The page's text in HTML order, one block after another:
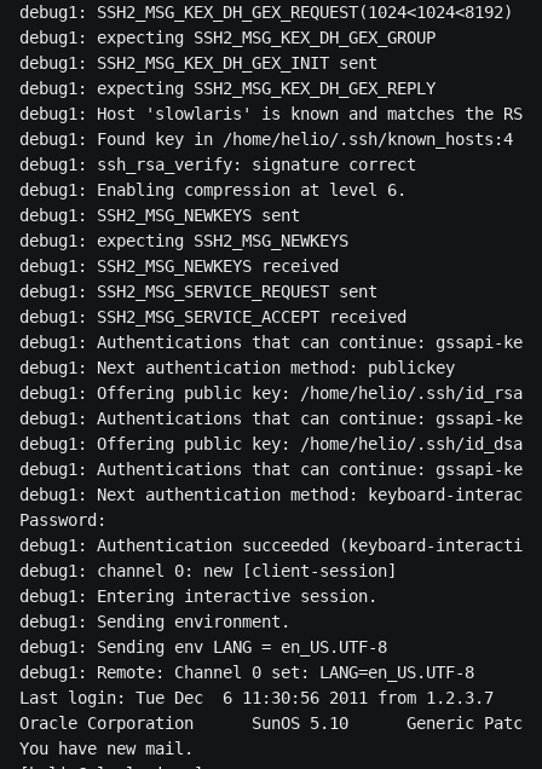
debug1: SSH2_MSG_KEX_DH_GEX_REQUEST(1024<1024<8192)
debug1: expecting SSH2_MSG_KEX_DH_GEX_GROUP
debug1: SSH2_MSG_KEX_DH_GEX_INIT sent
debug1: expecting SSH2_MSG_KEX_DH_GEX_REPLY
debug1: Host 'slowlaris' is known and matches the
debug1: Found key in /home/helio/.ssh/known_hosts:4
debug1: ssh_rsa_verify: signature correct
debug1: Enabling compression at level 6.
debug1: SSH2_MSG_NEWKEYS sent
debug1: expecting SSH2_MSG_NEWKEYS
debug1: SSH2_MSG_NEWKEYS received
debug1: SSH2_MSG_SERVICE_REQUEST sent
debug1: SSH2_MSG_SERVICE_ACCEPT received
debug1: Authentications that can continue: gssapi-
debug1: Next authentication method: publickey
debug1: Offering public key: /home/helio/.ssh/id_rsa
debug1: Authentications that can continue: gssapi-
debug1: Offering public key: /home/helio/.ssh/id_dsa
debug1: Authentications that can continue: gssapi-
debug1: Next authentication method: keyboard-
Password:
debug1: Authentication succeeded (keyboard-
debug1: channel 0: new [client-session]
debug1: Entering interactive session.
debug1: Sending environment.
debug1: Sending env LANG = en_US.UTF-8
debug1: Remote: Channel 0 set: LANG=en_US.UTF-8
Last login: Tue Dec  6 11:30:56 2011 from 1.2.3.7
Oracle Corporation      SunOS 5.10      Generic Patch
You have new mail.